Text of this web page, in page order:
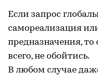
Если запрос
самореализация
предназначения, то
всего, не обойтись.
В любом случае